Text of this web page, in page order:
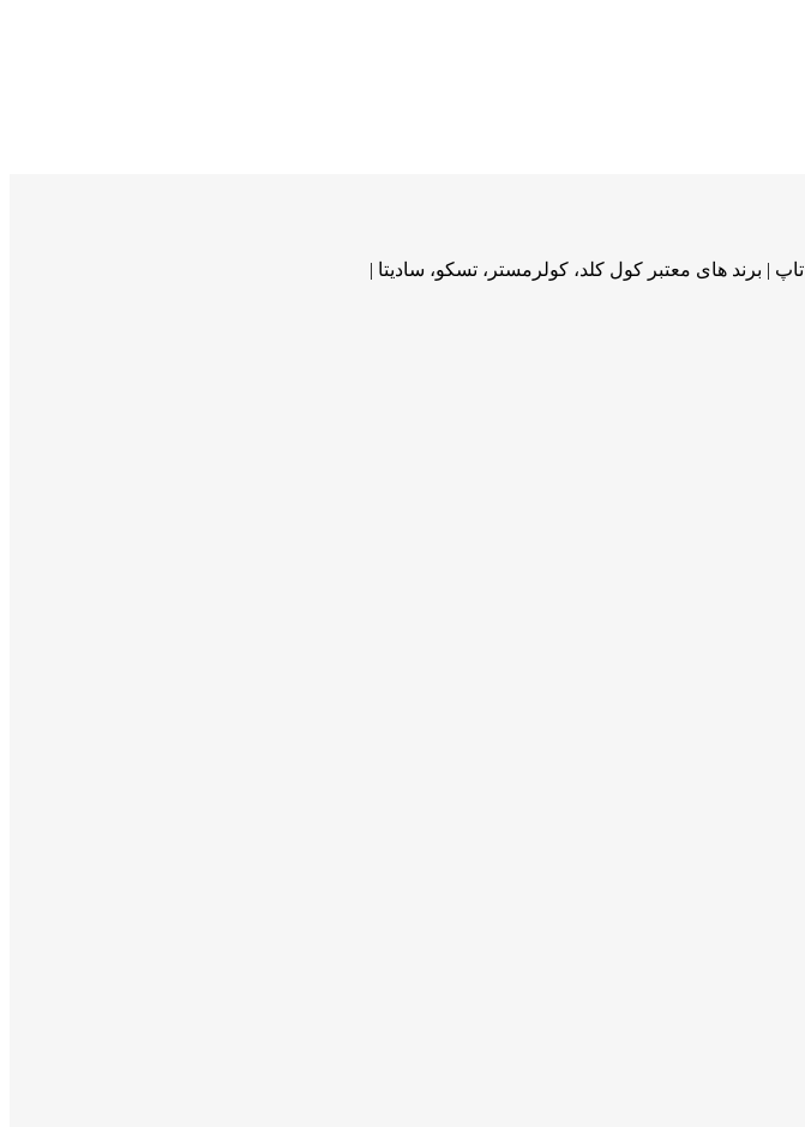
های معتبر کول کلد، کولرمستر، تسکو، سادیتا |